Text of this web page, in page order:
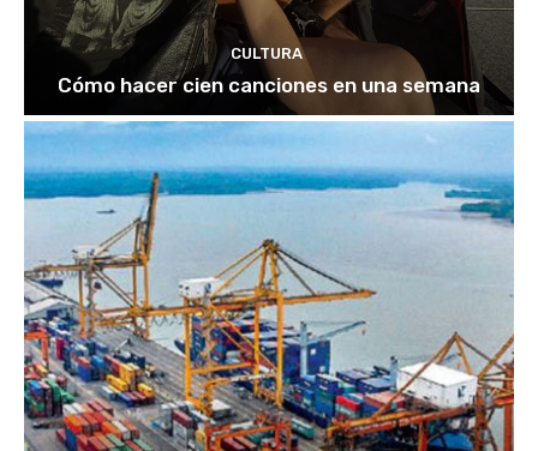
CULTURA
Cómo hacer cien canciones en una semana